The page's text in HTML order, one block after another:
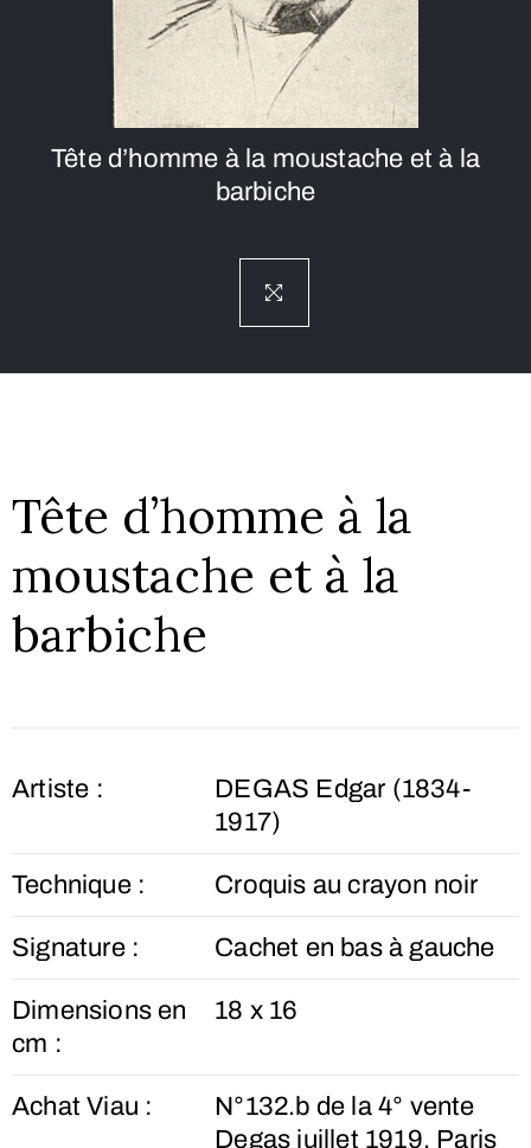
Tête d’homme à la moustache et à la
barbiche
Tête d’homme à la
moustache et à la
barbiche
Artiste :
DEGAS Edgar (1834-
1917)
Technique : Croquis au crayon noir
Signature : Cachet en bas à gauche
Dimensions en
cm :
18 x 16
Achat Viau :
N°132.b de la 4° vente
Degas juillet 1919, Paris